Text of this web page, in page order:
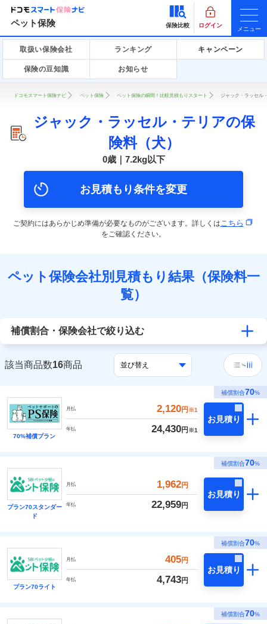
ペット保険 保険比較 ログイン
メニュー
取扱い保険会社 ランキング キャンペーン
保険の豆知識 お知らせ
ドコモスマート保険ナビ ペット保険 ペット保険の瞬間！比較見積もりスタート ジャック・ラッセル
ジャック・ラッセル・テリアの保
険料（犬）
0歳｜7.2kg以下
お見積もり条件を変更
ご契約にはあらかじめ準備が必要なものがございます。詳しくはこちら
をご確認ください。
ペット保険会社別見積もり結果（保険料一
覧）
補償割合・保険会社で絞り込む
該当商品数16商品
補償割合70%
70%補償プラン
月払 2,120円 ※1
年払 24,430円 ※1
お見積り
補償割合70%
プラン70スタンダー
ド
月払 1,962円
年払 22,959円
お見積り
補償割合70%
プラン70ライト
月払 405円
年払 4,743円
お見積り
補償割合70%